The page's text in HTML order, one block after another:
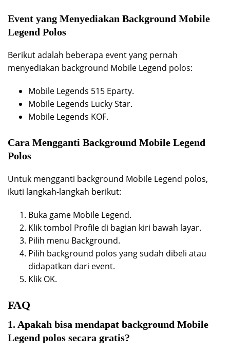
Event yang Menyediakan Background Mobile
Legend Polos
Berikut adalah beberapa event yang pernah
menyediakan background Mobile Legend polos:
Mobile Legends 515 Eparty.
Mobile Legends Lucky Star.
Mobile Legends KOF.
Cara Mengganti Background Mobile Legend
Polos
Untuk mengganti background Mobile Legend polos,
ikuti langkah-langkah berikut:
Buka game Mobile Legend.
Klik tombol Profile di bagian kiri bawah layar.
Pilih menu Background.
Pilih background polos yang sudah dibeli atau
didapatkan dari event.
Klik OK.
FAQ
1. Apakah bisa mendapat background Mobile
Legend polos secara gratis?